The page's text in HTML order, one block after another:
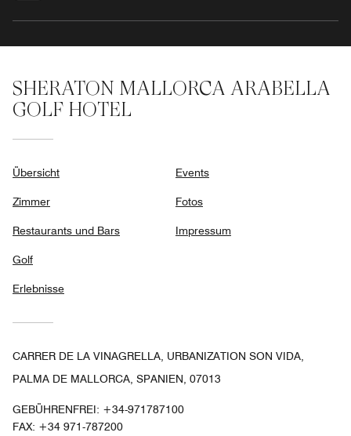
SHERATON MALLORCA ARABELLA
GOLF HOTEL
Übersicht
Zimmer
Restaurants und Bars
Golf
Erlebnisse
Events
Fotos
Impressum
CARRER DE LA VINAGRELLA, URBANIZATION SON VIDA,
PALMA DE MALLORCA, SPANIEN, 07013
GEBÜHRENFREI: +34-971787100
FAX: +34 971-787200